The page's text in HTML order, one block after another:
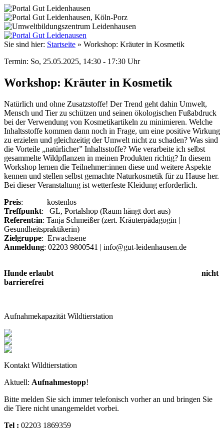
Sie sind hier: Startseite » Workshop: Kräuter in Kosmetik
Termin: So, 25.05.2025, 14:30 - 17:30 Uhr
Workshop: Kräuter in Kosmetik
Natürlich und ohne Zusatzstoffe! Der Trend geht dahin Umwelt,
Mensch und Tier zu schützen und seinen ökologischen Fußabdruck
bei der Verwendung von Kosmetikartikeln zu minimieren. Welche
Inhaltsstoffe kommen dann noch in Frage, um eine positive Wirkung
zu erzielen und gleichzeitig der Umwelt nicht zu schaden? Was sind
die Vorteile „natürlicher” Inhaltsstoffe? Wie verarbeite ich selbst
gesammelte Wildpflanzen in meinen Produkten richtig? In diesem
Workshop lernen die Teilnehmer:innen diese und weitere Aspekte
kennen und stellen selbst gemachte Naturkosmetik für zu Hause her.
Bei dieser Veranstaltung ist wetterfeste Kleidung erforderlich.
Preis: kostenlos
Treffpunkt: GL, Portalshop (Raum hängt dort aus)
Referent:in: Tanja Schmeißer (zert. Kräuterpädagogin |
Gesundheitspraktikerin)
Zielgruppe: Erwachsene
Anmeldung: 02203 9800541 | info@gut-leidenhausen.de
Hunde erlaubt nicht
barrierefrei
Aufnahmekapazität Wildtierstation
Kontakt Wildtierstation
Aktuell: Aufnahmestopp!
Bitte melden Sie sich immer telefonisch vorher an und bringen Sie
die Tiere nicht unangemeldet vorbei.
Tel : 02203 1869359